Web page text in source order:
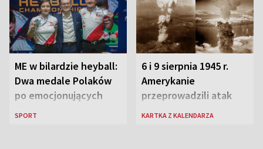
ME w bilardzie heyball:
Dwa medale Polaków
po emocjonujących
finałach w Kielcach
SPORT
6 i 9 sierpnia 1945 r.
Amerykanie
przeprowadzili atak
atomowy na Hiroszimę
KARTKA Z KALENDARZA